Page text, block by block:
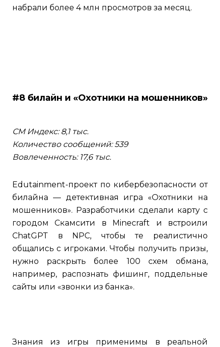
набрали более 4 млн просмотров за месяц.
#8 билайн и «Охотники на мошенников»
СМ Индекс: 8,1 тыс.
Количество сообщений: 539
Вовлеченность: 17,6 тыс.
Edutainment-проект по кибербезопасности от
билайна — детективная игра «Охотники на
мошенников». Разработчики сделали карту с
городом Скамсити в Minecraft и встроили
ChatGPT в NPC, чтобы те реалистично
общались с игроками. Чтобы получить призы,
нужно раскрыть более 100 схем обмана,
например, распознать фишинг, поддельные
сайты или «звонки из банка».
Знания из игры применимы в реальной